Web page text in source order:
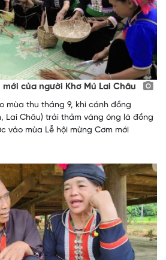
của người Khơ Mú Lai Châu
mùa thu tháng 9, khi cánh đồng
Lai Châu) trải thảm vàng óng là đồng
vào mùa Lễ hội mừng Cơm mới